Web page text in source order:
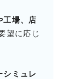
工場、店
望に応じ
シミュレ